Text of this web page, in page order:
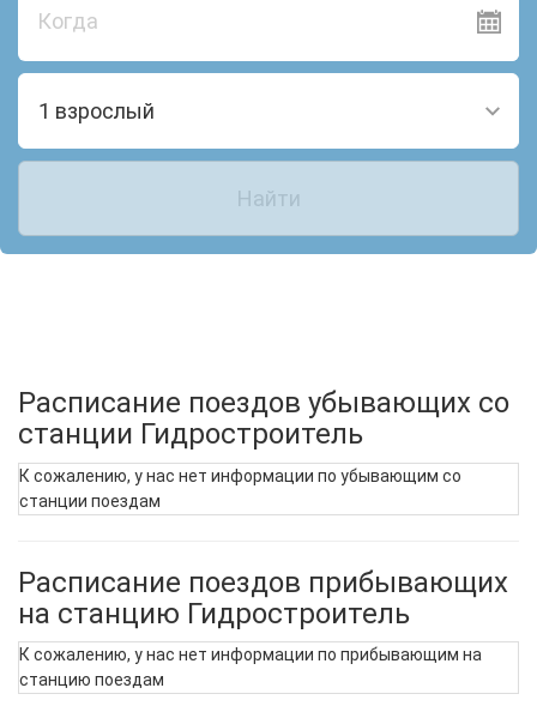
Когда
1 взрослый
Найти
Расписание поездов убывающих со
станции Гидростроитель
К сожалению, у нас нет информации по убывающим со
станции поездам
Расписание поездов прибывающих
на станцию Гидростроитель
К сожалению, у нас нет информации по прибывающим на
станцию поездам